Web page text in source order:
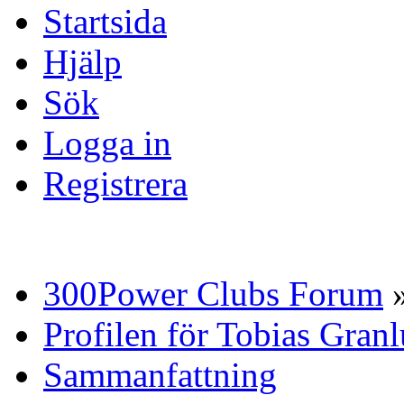
Startsida
Hjälp
Sök
Logga in
Registrera
300Power Clubs Forum
Profilen för Tobias
Sammanfattning